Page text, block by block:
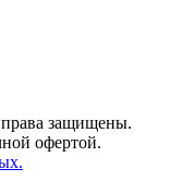
защищены.
офертой.